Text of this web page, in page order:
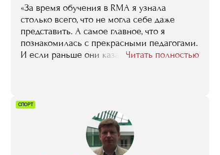
«За время обучения в RMA я узнала
столько всего, что не могла себе даже
представить. А самое главное, что я
познакомилась с прекрасными педагогами.
И если раньше они казались мнеЧитать полностью
СПОРТ